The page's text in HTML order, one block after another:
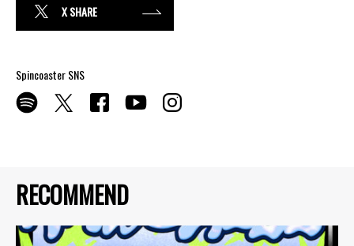
RECOMMEND
X SHARE
Spincoaster SNS